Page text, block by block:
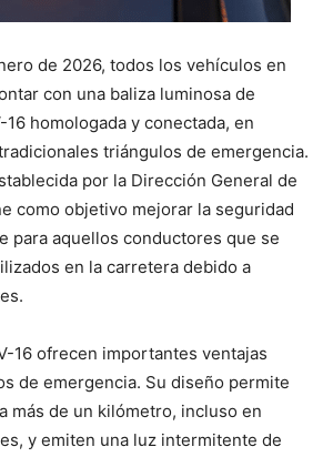
de 2026, todos los vehículos en
con una baliza luminosa de
homologada y conectada, en
triángulos de emergencia.
por la Dirección General de
como objetivo mejorar la seguridad
para aquellos conductores que se
en la carretera debido a
16 ofrecen importantes ventajas
de emergencia. Su diseño permite
más de un kilómetro, incluso en
y emiten una luz intermitente de